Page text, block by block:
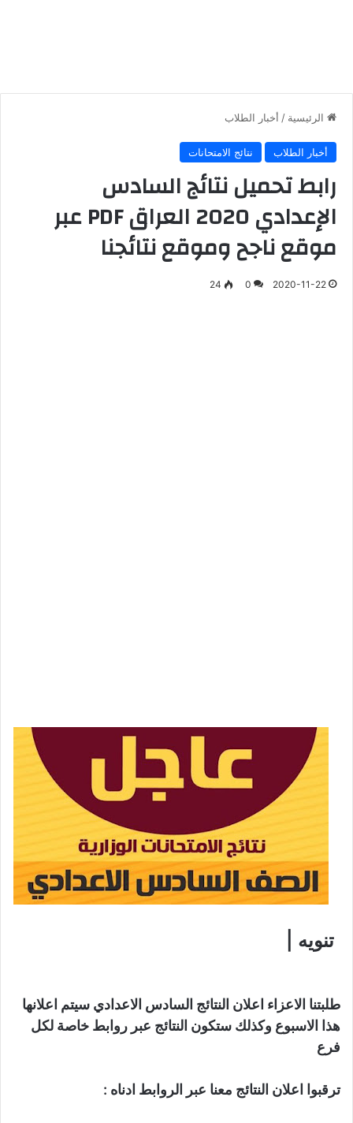
الرئيسية / أخبار الطلاب
أخبار الطلاب نتائج الامتحانات
رابط تحميل نتائج السادس
الإعدادي 2020 العراق PDF عبر
موقع ناجح وموقع نتائجنا
2020-11-22
0
24
تنويه |
فرع
ترقبوا اعلان النتائج معنا عبر الروابط ادناه :